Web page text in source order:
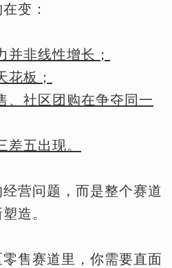
变：
并非线性增长；
花板；
、社区团购在争夺同一
五出现。
营问题，而是整个赛道
造。
售赛道里，你需要直面